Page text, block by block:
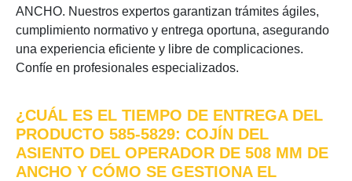
ANCHO. Nuestros expertos garantizan trámites ágiles,
cumplimiento normativo y entrega oportuna, asegurando
una experiencia eficiente y libre de complicaciones.
Confíe en profesionales especializados.
¿CUÁL ES EL TIEMPO DE ENTREGA DEL
PRODUCTO 585-5829: COJÍN DEL
ASIENTO DEL OPERADOR DE 508 MM DE
ANCHO Y CÓMO SE GESTIONA EL